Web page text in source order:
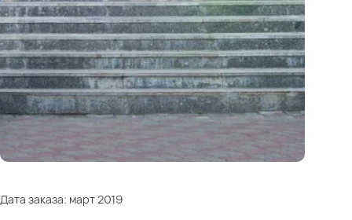
Дата заказа: март 2019